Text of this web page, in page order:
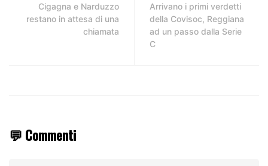
Cigagna e Narduzzo
restano in attesa di una
chiamata
Arrivano i primi verdetti
della Covisoc, Reggiana
ad un passo dalla Serie
C
💬 Commenti